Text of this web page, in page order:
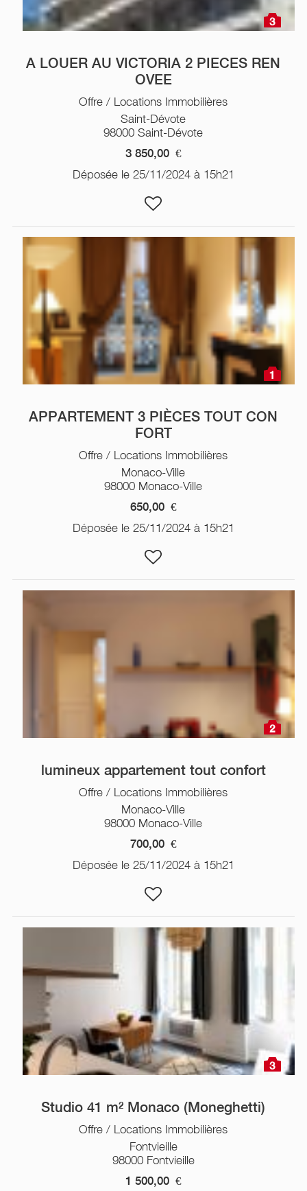
3
A LOUER AU VICTORIA 2 PIECES REN
OVEE
Offre / Locations Immobilières
Saint-Dévote
98000 Saint-Dévote
3 850,00 €
Déposée le 25/11/2024 à 15h21
1
APPARTEMENT 3 PIÈCES TOUT CON
FORT
Offre / Locations Immobilières
Monaco-Ville
98000 Monaco-Ville
650,00 €
Déposée le 25/11/2024 à 15h21
2
lumineux appartement tout confort
Offre / Locations Immobilières
Monaco-Ville
98000 Monaco-Ville
700,00 €
Déposée le 25/11/2024 à 15h21
3
Studio 41 m² Monaco (Moneghetti)
Offre / Locations Immobilières
Fontvieille
98000 Fontvieille
1 500,00 €